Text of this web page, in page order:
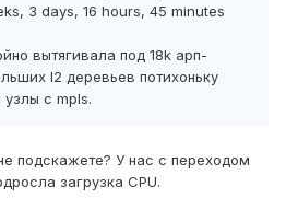
3 days, 16 hours, 45 minutes
вытягивала под 18k арп-
l2 деревьев потихоньку
узлы c mpls.
подскажете? У нас с переходом
загрузка CPU.